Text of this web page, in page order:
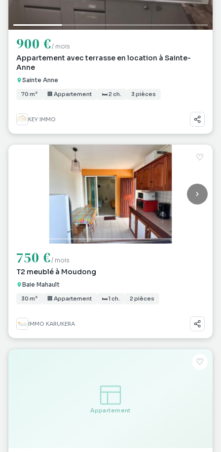
900 €/ mois
Appartement avec terrasse en location à Sainte-
Anne
Sainte Anne
70 m² 🏢 Appartement 🛏 2 ch. 3 pièces
KEY IMMO
♡
750 €/ mois
T2 meublé à Moudong
Baie Mahault
30 m² 🏢 Appartement 🛏 1 ch. 2 pièces
IMMO KARUKERA
Appartement
♡